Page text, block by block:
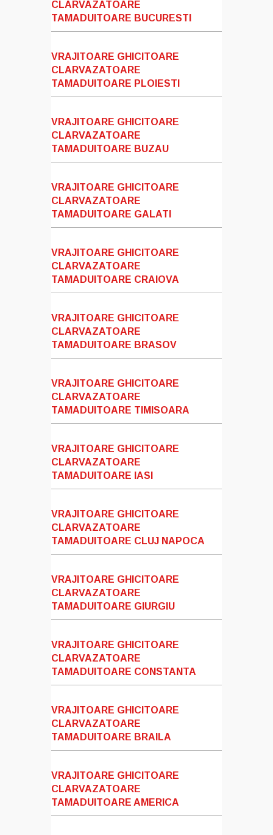
CLARVAZATOARE
TAMADUITOARE BUCURESTI
VRAJITOARE GHICITOARE
CLARVAZATOARE
TAMADUITOARE PLOIESTI
VRAJITOARE GHICITOARE
CLARVAZATOARE
TAMADUITOARE BUZAU
VRAJITOARE GHICITOARE
CLARVAZATOARE
TAMADUITOARE GALATI
VRAJITOARE GHICITOARE
CLARVAZATOARE
TAMADUITOARE CRAIOVA
VRAJITOARE GHICITOARE
CLARVAZATOARE
TAMADUITOARE BRASOV
VRAJITOARE GHICITOARE
CLARVAZATOARE
TAMADUITOARE TIMISOARA
VRAJITOARE GHICITOARE
CLARVAZATOARE
TAMADUITOARE IASI
VRAJITOARE GHICITOARE
CLARVAZATOARE
TAMADUITOARE CLUJ NAPOCA
VRAJITOARE GHICITOARE
CLARVAZATOARE
TAMADUITOARE GIURGIU
VRAJITOARE GHICITOARE
CLARVAZATOARE
TAMADUITOARE CONSTANTA
VRAJITOARE GHICITOARE
CLARVAZATOARE
TAMADUITOARE BRAILA
VRAJITOARE GHICITOARE
CLARVAZATOARE
TAMADUITOARE AMERICA